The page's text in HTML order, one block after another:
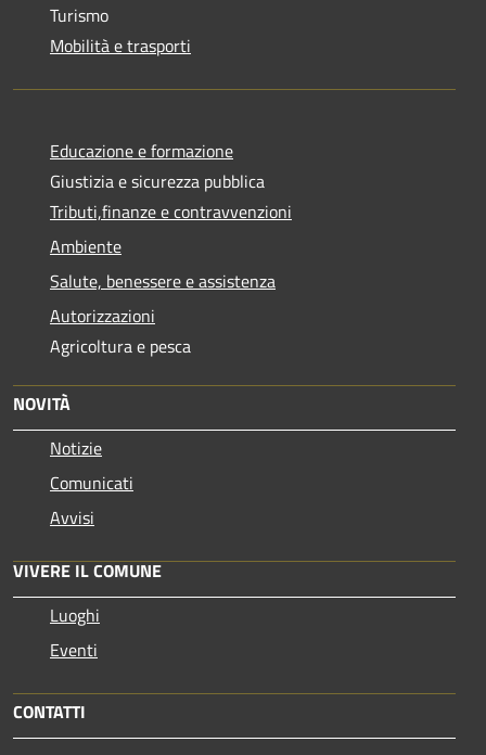
Turismo
Mobilità e trasporti
Educazione e formazione
Giustizia e sicurezza pubblica
Tributi,finanze e contravvenzioni
Ambiente
Salute, benessere e assistenza
Autorizzazioni
Agricoltura e pesca
NOVITÀ
Notizie
Comunicati
Avvisi
VIVERE IL COMUNE
Luoghi
Eventi
CONTATTI